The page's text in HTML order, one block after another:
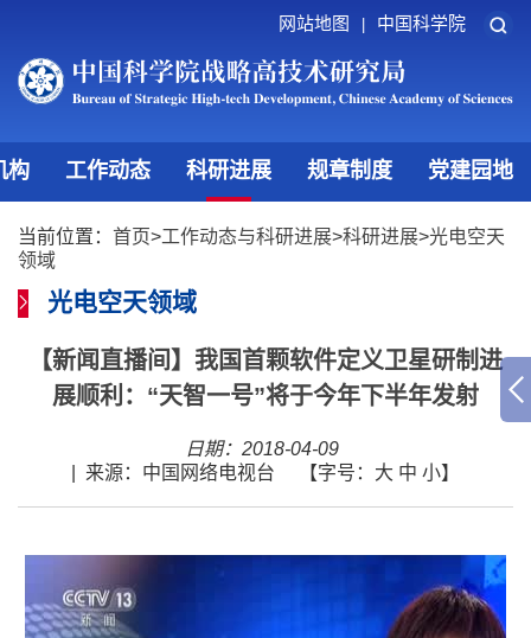
网站地图 中国科学院
构 工作动态 科研进展 规章制度 党建园地
当前位置： 首页>工作动态与科研进展>科研进展>光电空天
领域
光电空天领域
【新闻直播间】我国首颗软件定义卫星研制进
展顺利：“天智一号”将于今年下半年发射
日期：2018-04-09
来源：中国网络电视台 【字号： 大 中 小】